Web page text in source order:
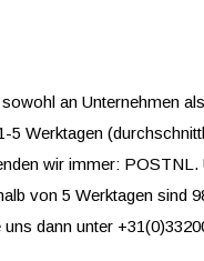
Öl Bio
Öl der
der Schale der
ist dieses
in der
an Unternehmen
5 Werktagen
wir immer:
von 5 Werktagen sind
dann unter